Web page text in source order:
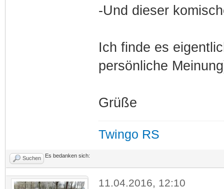
-Und dieser
Ich finde es
persönliche
Grüße
Twingo RS
Suchen Es bedanken sich:
11.04.2016, 12:10